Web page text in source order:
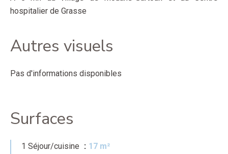
hospitalier de Grasse
Autres visuels
Pas d'informations disponibles
Surfaces
1 Séjour/cuisine
17 m²